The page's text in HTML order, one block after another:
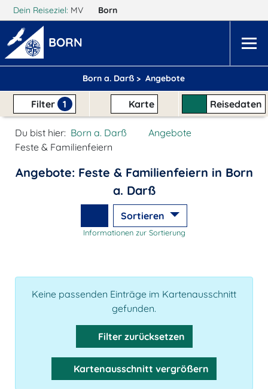
Dein Reiseziel: MV Born
BORN
Born a. Darß > Angebote
Filter 1 Karte Reisedaten
Du bist hier: Born a. Darß
Angebote
Feste & Familienfeiern
Angebote: Feste & Familienfeiern in Born
a. Darß
Sortieren
Informationen zur Sortierung
Keine passenden Einträge im Kartenausschnitt
gefunden.
Filter zurücksetzen
Kartenausschnitt vergrößern